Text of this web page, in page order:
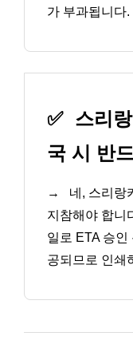
가 부과됩니다.
✅ 스리
국 시 반
→
네, 스리랑
지참해야 합니
일로 ETA 승인
공되므로 인쇄